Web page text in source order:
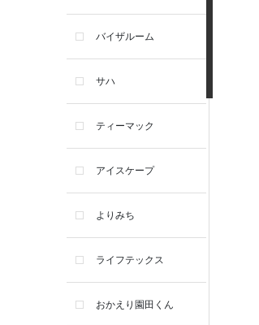
バイザルーム
サハ
ティーマック
アイスケープ
よりみち
ライフテックス
おかえり園田くん